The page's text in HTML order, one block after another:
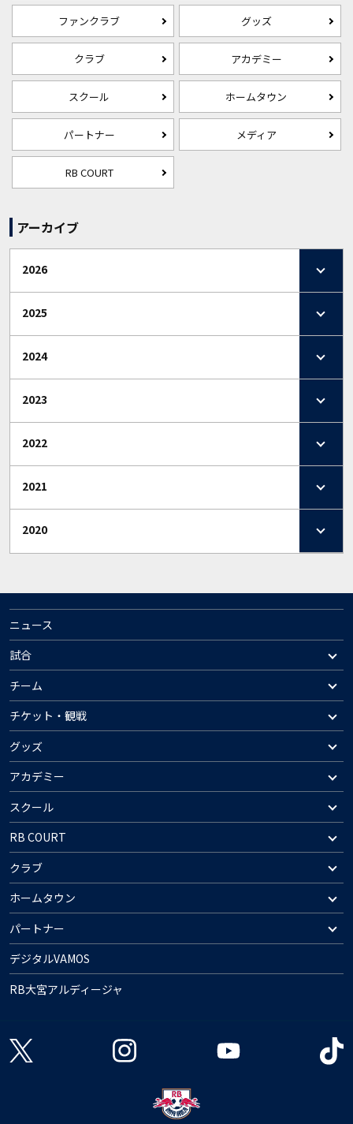
ファンクラブ グッズ
クラブ アカデミー
スクール ホームタウン
パートナー メディア
RB COURT
アーカイブ
2026
2025
2024
2023
2022
2021
2020
ニュース
試合
チーム
チケット・観戦
グッズ
アカデミー
スクール
RB COURT
クラブ
ホームタウン
パートナー
デジタルVAMOS
RB大宮アルディージャ